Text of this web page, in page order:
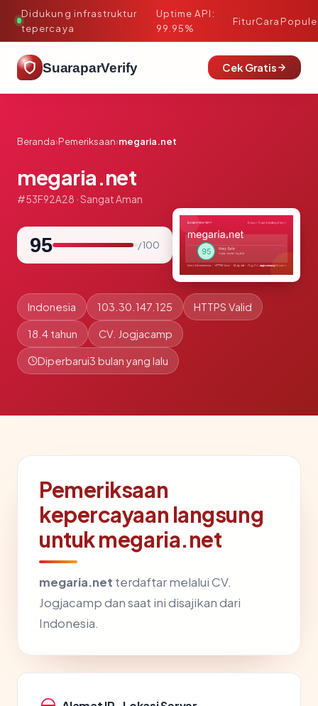
Didukung infrastruktur
tepercaya
·
Uptime API:
99.95%
FiturCara
SuaraparVerify Cek Gratis
Beranda›Pemeriksaan›megaria.net
megaria.net
#53F92A28 · Sangat Aman
95 / 100
Indonesia 103.30.147.125 HTTPS Valid
18.4 tahun CV. Jogjacamp
Diperbarui3 bulan yang lalu
Pemeriksaan
kepercayaan langsung
untuk megaria.net
megaria.net terdaftar melalui CV.
Jogjacamp dan saat ini disajikan dari
Indonesia.